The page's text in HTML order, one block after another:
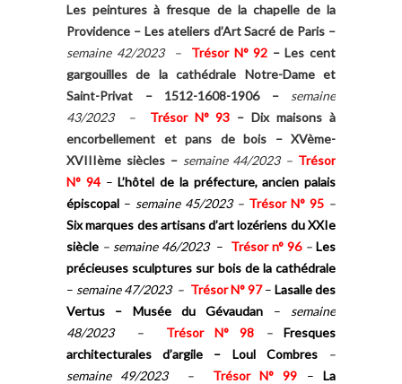
Les peintures à fresque de la chapelle de la
Providence – Les ateliers d’Art Sacré de Paris –
semaine 42/2023 – Trésor N° 92 –Les cent
gargouilles de la cathédrale Notre-Dame et
Saint-Privat – 1512-1608-1906–semaine
43/2023 – Trésor N° 93 – Dix maisons à
encorbellement et pans de bois – XVème-
XVIIIème siècles– semaine 44/2023 – Trésor
N° 94 –L’hôtel de la préfecture, ancien palais
épiscopal – semaine 45/2023 – Trésor N° 95 –
Six marques des artisans d’art lozériens du XXIe
siècle – semaine 46/2023 – Trésor n° 96– Les
précieuses sculptures sur bois de la cathédrale
– semaine 47/2023 – Trésor N° 97 – Lasalle des
Vertus – Musée du Gévaudan – semaine
48/2023 – Trésor N° 98 – Fresques
architecturales d’argile – Loul Combres
–
semaine 49/2023 – Trésor N° 99 –La